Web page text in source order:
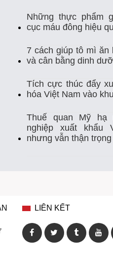
Tempmate-M1
Thị Trường Xuất Khẩu
Thủy Sản Việt Nam
Tự Ghi Nhiệt Độ Vasep
Xuất Khẩu Thuỷ Sản Việt Nam
Những thực phẩm
cục máu đông hiệu
7 cách giúp tô mì ăn
và cân bằng dinh
Tích cực thúc đẩy
hóa Việt Nam vào
Thuế quan Mỹ hạ
nghiệp xuất khẩu
nhưng vẫn thận trọng
LIÊN KẾT